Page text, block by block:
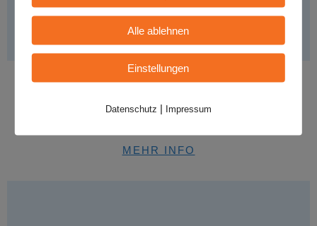
MEHR INFO
Alle ablehnen
Einstellungen
Datenschutz | Impressum